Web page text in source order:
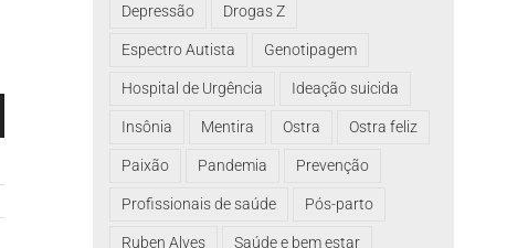
Depressão Drogas Z
Espectro Autista Genotipagem
Hospital de Urgência Ideação suicida
Insônia Mentira Ostra Ostra feliz
Paixão Pandemia Prevenção
Profissionais de saúde Pós-parto
Ruben Alves Saúde e bem estar